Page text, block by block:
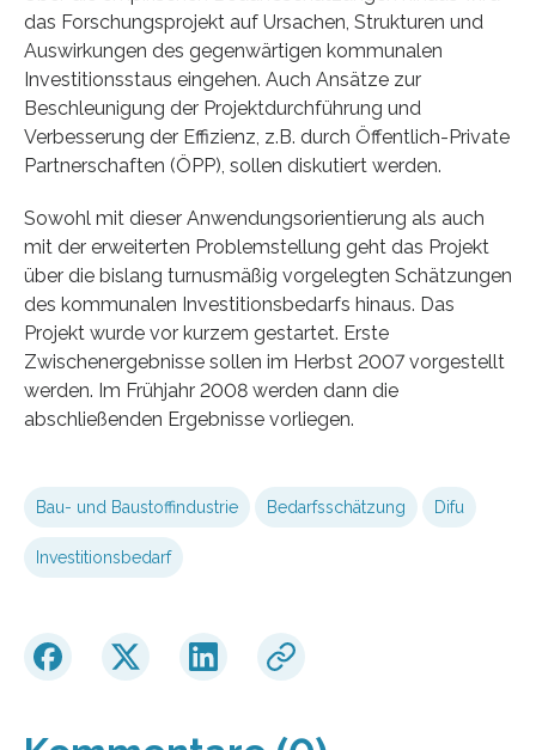
das Forschungsprojekt auf Ursachen, Strukturen und
Auswirkungen des gegenwärtigen kommunalen
Investitionsstaus eingehen. Auch Ansätze zur
Beschleunigung der Projektdurchführung und
Verbesserung der Effizienz, z.B. durch Öffentlich-Private
Partnerschaften (ÖPP), sollen diskutiert werden.
Sowohl mit dieser Anwendungsorientierung als auch
mit der erweiterten Problemstellung geht das Projekt
über die bislang turnusmäßig vorgelegten Schätzungen
des kommunalen Investitionsbedarfs hinaus. Das
Projekt wurde vor kurzem gestartet. Erste
Zwischenergebnisse sollen im Herbst 2007 vorgestellt
werden. Im Frühjahr 2008 werden dann die
abschließenden Ergebnisse vorliegen.
Bau- und Baustoffindustrie Bedarfsschätzung Difu
Investitionsbedarf